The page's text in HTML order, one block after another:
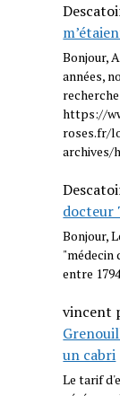
Bonjour,
années,
https://
roses.fr/
docteur
Bonjour,
"médecin
entre
vincent
un cabri
Le tarif